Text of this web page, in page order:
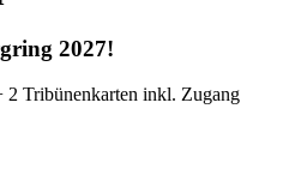
2027!
2 Tribünenkarten inkl. Zugang